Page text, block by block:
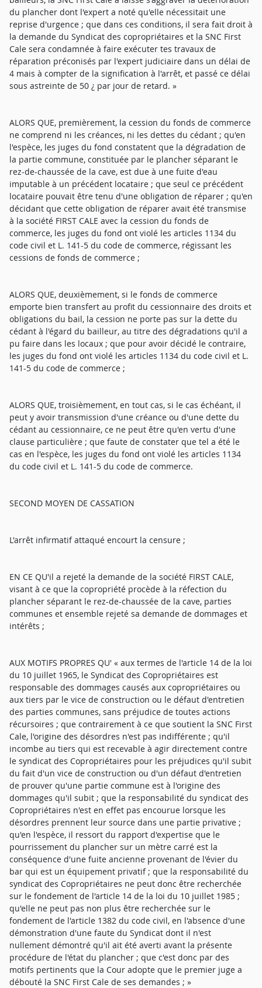
du plancher dont l'expert a noté qu'elle nécessitait une
reprise d'urgence ; que dans ces conditions, il sera fait droit à
la demande du Syndicat des copropriétaires et la SNC First
Cale sera condamnée à faire exécuter tes travaux de
réparation préconisés par l'expert judiciaire dans un délai de
4 mais à compter de la signification à l'arrêt, et passé ce délai
sous astreinte de 50 ¿ par jour de retard. »
ALORS QUE, premièrement, la cession du fonds de commerce
ne comprend ni les créances, ni les dettes du cédant ; qu'en
l'espèce, les juges du fond constatent que la dégradation de
la partie commune, constituée par le plancher séparant le
rez-de-chaussée de la cave, est due à une fuite d'eau
imputable à un précédent locataire ; que seul ce précédent
locataire pouvait être tenu d'une obligation de réparer ; qu'en
décidant que cette obligation de réparer avait été transmise
à la société FIRST CALE avec la cession du fonds de
commerce, les juges du fond ont violé les articles 1134 du
code civil et L. 141-5 du code de commerce, régissant les
cessions de fonds de commerce ;
ALORS QUE, deuxièmement, si le fonds de commerce
emporte bien transfert au profit du cessionnaire des droits et
obligations du bail, la cession ne porte pas sur la dette du
cédant à l'égard du bailleur, au titre des dégradations qu'il a
pu faire dans les locaux ; que pour avoir décidé le contraire,
les juges du fond ont violé les articles 1134 du code civil et L.
141-5 du code de commerce ;
ALORS QUE, troisièmement, en tout cas, si le cas échéant, il
peut y avoir transmission d'une créance ou d'une dette du
cédant au cessionnaire, ce ne peut être qu'en vertu d'une
clause particulière ; que faute de constater que tel a été le
cas en l'espèce, les juges du fond ont violé les articles 1134
du code civil et L. 141-5 du code de commerce.
SECOND MOYEN DE CASSATION
L'arrêt infirmatif attaqué encourt la censure ;
EN CE QU'il a rejeté la demande de la société FIRST CALE,
visant à ce que la copropriété procède à la réfection du
plancher séparant le rez-de-chaussée de la cave, parties
communes et ensemble rejeté sa demande de dommages et
intérêts ;
AUX MOTIFS PROPRES QU' « aux termes de l'article 14 de la loi
du 10 juillet 1965, le Syndicat des Copropriétaires est
responsable des dommages causés aux copropriétaires ou
aux tiers par le vice de construction ou le défaut d'entretien
des parties communes, sans préjudice de toutes actions
récursoires ; que contrairement à ce que soutient la SNC First
Cale, l'origine des désordres n'est pas indifférente ; qu'il
incombe au tiers qui est recevable à agir directement contre
le syndicat des Copropriétaires pour les préjudices qu'il subit
du fait d'un vice de construction ou d'un défaut d'entretien
de prouver qu'une partie commune est à l'origine des
dommages qu'il subit ; que la responsabilité du syndicat des
Copropriétaires n'est en effet pas encourue lorsque les
désordres prennent leur source dans une partie privative ;
qu'en l'espèce, il ressort du rapport d'expertise que le
pourrissement du plancher sur un mètre carré est la
conséquence d'une fuite ancienne provenant de l'évier du
bar qui est un équipement privatif ; que la responsabilité du
syndicat des Copropriétaires ne peut donc être recherchée
sur le fondement de l'article 14 de la loi du 10 juillet 1985 ;
qu'elle ne peut pas non plus être recherchée sur le
fondement de l'article 1382 du code civil, en l'absence d'une
démonstration d'une faute du Syndicat dont il n'est
nullement démontré qu'il ait été averti avant la présente
procédure de l'état du plancher ; que c'est donc par des
motifs pertinents que la Cour adopte que le premier juge a
débouté la SNC First Cale de ses demandes ; »